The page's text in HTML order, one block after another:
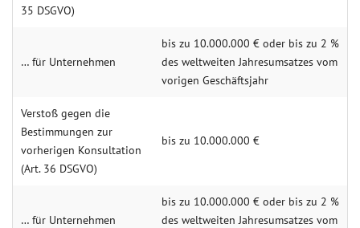
35 DSGVO)
… für Unternehmen
bis zu 10.000.000 € oder bis zu 2 %
des weltweiten Jahresumsatzes vom
vorigen Geschäftsjahr
Verstoß gegen die
Bestimmungen zur
vorherigen Konsultation
(Art. 36 DSGVO)
bis zu 10.000.000 €
… für Unternehmen
bis zu 10.000.000 € oder bis zu 2 %
des weltweiten Jahresumsatzes vom